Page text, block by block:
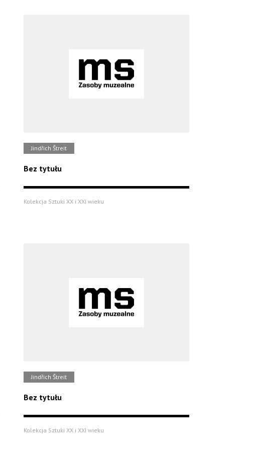
Jindřich Štreit
Bez tytułu
Kolekcja Sztuki XX i XXI wieku
Jindřich Štreit
Bez tytułu
Kolekcja Sztuki XX i XXI wieku